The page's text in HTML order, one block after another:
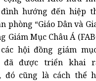
hướng đến hiệp
phòng “Giáo Dân và
Giám Mục Châu Á
hội đồng giám
đã được triển khai
đó cũng là cách thể